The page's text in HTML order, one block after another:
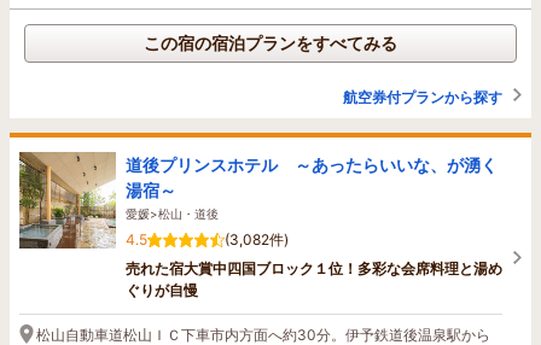
この宿の宿泊プランをすべてみる
航空券付プランから探す
道後プリンスホテル ～あったらいいな、が湧く
湯宿～
愛媛>松山・道後
4.5
(3,082件)
売れた宿大賞中四国ブロック１位！多彩な会席料理と湯め
ぐりが自慢
松山自動車道松山ＩＣ下車市内方面へ約30分。伊予鉄道後温泉駅から